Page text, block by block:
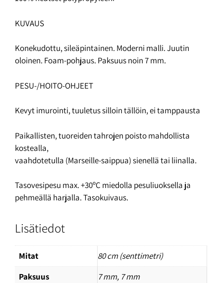
KUVAUS
Konekudottu, sileäpintainen. Moderni malli. Juutin
oloinen. Foam-pohjaus. Paksuus noin 7 mm.
PESU-/HOITO-OHJEET
Kevyt imurointi, tuuletus silloin tällöin, ei tamppausta
Paikallisten, tuoreiden tahrojen poisto mahdollista
kostealla,
vaahdotetulla (Marseille-saippua) sienellä tai liinalla.
Tasovesipesu max. +30ºC miedolla pesuliuoksella ja
pehmeällä harjalla. Tasokuivaus.
Lisätiedot
Mitat
80 cm (senttimetri)
Paksuus
7 mm, 7 mm